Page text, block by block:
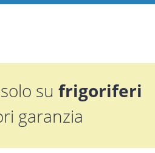
su frigoriferi
garanzia